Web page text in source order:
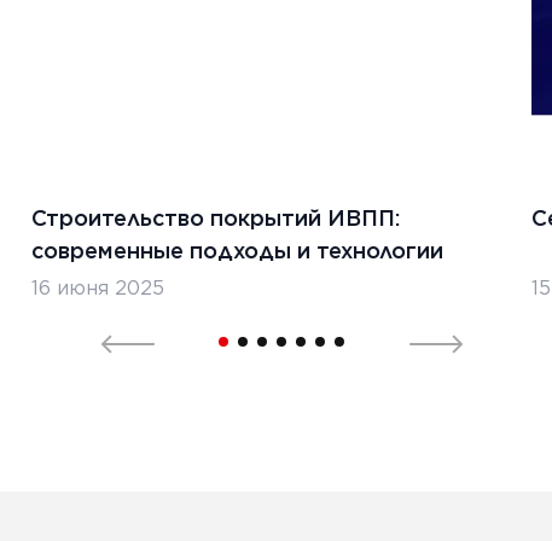
Строительство покрытий ИВПП:
современные подходы и технологии
16 июня 2025